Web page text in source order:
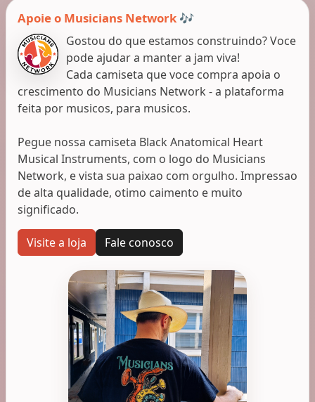
Apoie o Musicians Network 🎶
Gostou do que estamos construindo? Voce
pode ajudar a manter a jam viva!
Cada camiseta que voce compra apoia o
crescimento do Musicians Network - a plataforma
feita por musicos, para musicos.
Pegue nossa camiseta Black Anatomical Heart
Musical Instruments, com o logo do Musicians
Network, e vista sua paixao com orgulho. Impressao
de alta qualidade, otimo caimento e muito
significado.
Visite a loja Fale conosco